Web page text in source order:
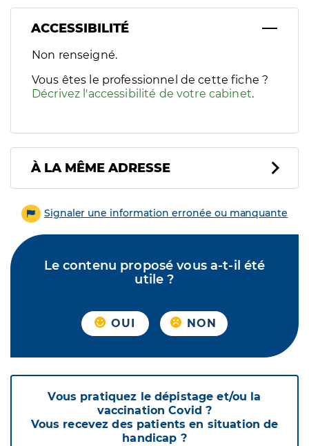
ACCESSIBILITÉ
Filtres
Sélectionnez un ou plusieurs handicaps/besoins
Non renseigné.
Vous êtes le professionnel de cette fiche ?
Décrivez l'accessibilité de votre cabinet.
À LA MÊME ADRESSE
Signaler une information erronée ou manquante
Le contenu proposé vous a-t-il été
utile ?
OUI NON
Vous pratiquez le dépistage et/ou la
vaccination Covid ?
Vous recevez des patients en situation de
handicap ?